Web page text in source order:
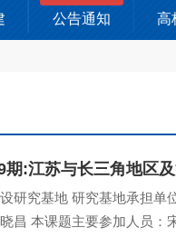
公告通知 高
期:江苏与长三角地区
研究基地 研究基地承担
昌 本课题主要参加人员：